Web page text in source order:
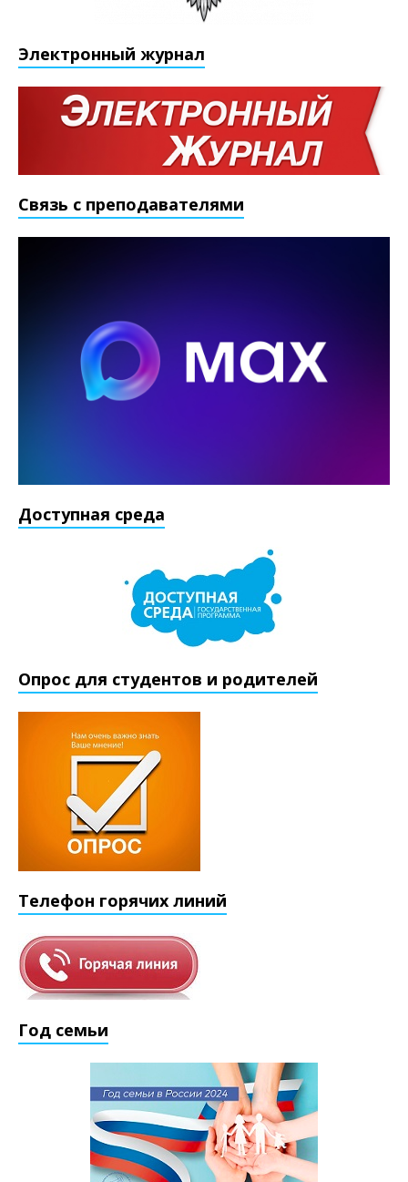
Электронный журнал
Связь с преподавателями
Доступная среда
Опрос для студентов и родителей
Телефон горячих линий
Год семьи